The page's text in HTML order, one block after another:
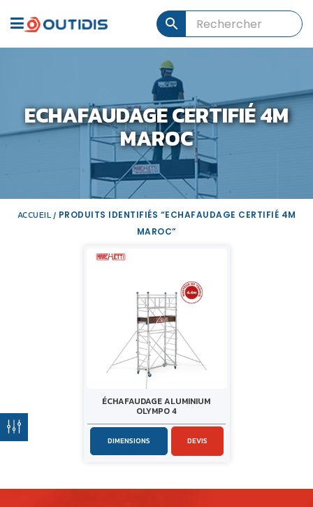
ECHAFAUDAGE CERTIFIÉ 4M
MAROC
ACCUEIL / PRODUITS IDENTIFIÉS “ECHAFAUDAGE CERTIFIÉ 4M
MAROC”
ÉCHAFAUDAGE ALUMINIUM
OLYMPO 4
DIMENSIONS DEVIS